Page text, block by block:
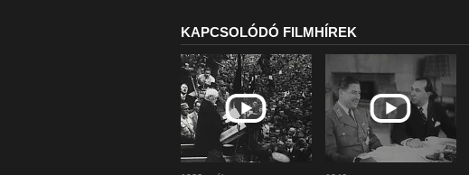
KAPCSOLÓDÓ FILMHÍREK